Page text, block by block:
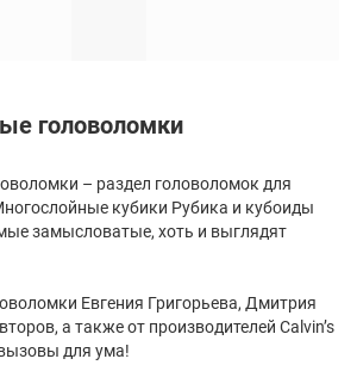
головоломки
– раздел головоломок для
кубики Рубика и кубоиды
замысловатые, хоть и выглядят
Евгения Григорьева, Дмитрия
а также от производителей Calvin’s
для ума!